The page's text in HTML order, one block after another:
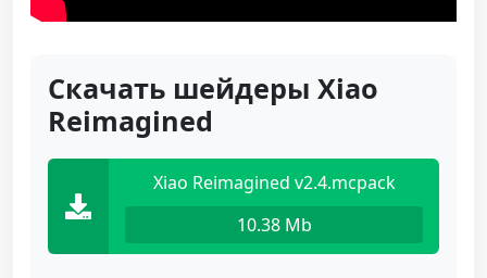
Скачать шейдеры Xiao
Reimagined
Xiao Reimagined v2.4.mcpack
10.38 Mb